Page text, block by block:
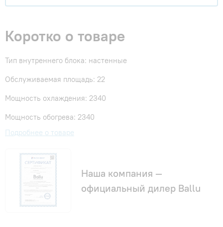
Коротко о товаре
Тип внутреннего блока: настенные
Обслуживаемая площадь: 22
Мощность охлаждения: 2340
Мощность обогрева: 2340
Подробнее о товаре
Наша компания —
официальный дилер Ballu